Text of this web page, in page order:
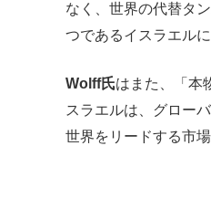
なく、世界の代替タ
つであるイスラエル
Wolff氏はまた、「本
スラエルは、グロー
世界をリードする市